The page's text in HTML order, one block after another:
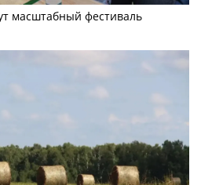
масштабный фестиваль